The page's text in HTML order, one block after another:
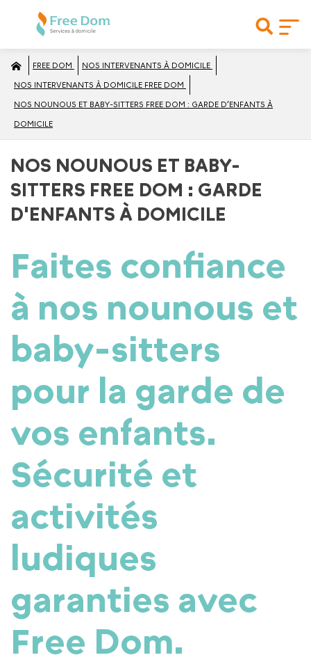
FREE DOM NOS INTERVENANTS À DOMICILE
NOS INTERVENANTS À DOMICILE FREE DOM
NOS NOUNOUS ET BABY-SITTERS FREE DOM : GARDE D’ENFANTS À
DOMICILE
NOS NOUNOUS ET BABY-
SITTERS FREE DOM : GARDE
D'ENFANTS À DOMICILE
Faites confiance
à nos nounous et
baby-sitters
pour la garde de
vos enfants.
Sécurité et
activités
ludiques
garanties avec
Free Dom.